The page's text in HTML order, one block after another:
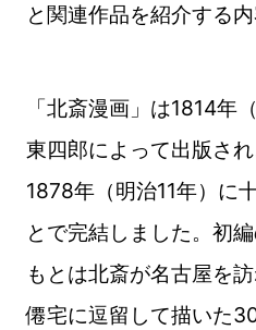
と関連作品を紹介する内
「北斎漫画」は1814年
東四郎によって出版さ
1878年（明治11年）に
とで完結しました。初
もとは北斎が名古屋を
僊宅に逗留して描いた